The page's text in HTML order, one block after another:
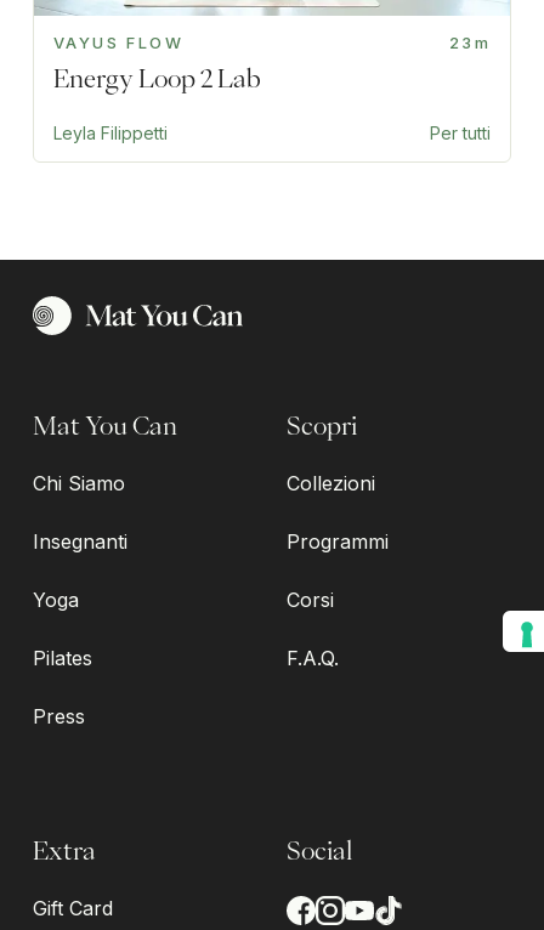
VAYUS FLOW 23m
Energy Loop 2 Lab
Leyla Filippetti Per tutti
Mat You Can
Chi Siamo
Insegnanti
Yoga
Pilates
Press
Scopri
Collezioni
Programmi
Corsi
F.A.Q.
Extra
Gift Card
Social